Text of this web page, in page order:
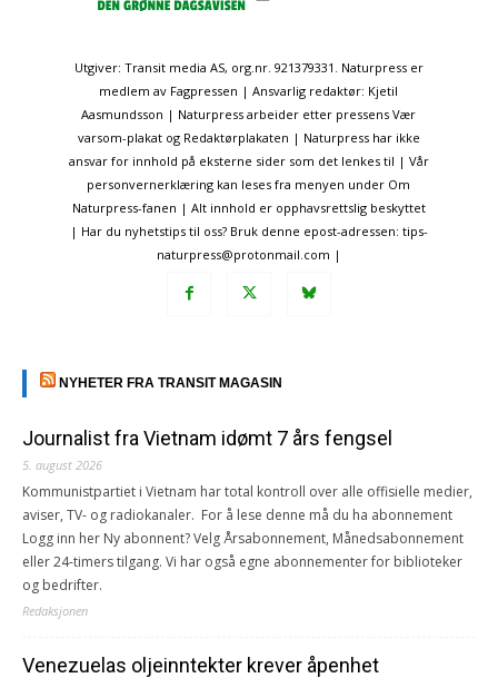
Utgiver: Transit media AS, org.nr. 921379331. Naturpress er
medlem av Fagpressen | Ansvarlig redaktør: Kjetil
Aasmundsson | Naturpress arbeider etter pressens Vær
varsom-plakat og Redaktørplakaten | Naturpress har ikke
ansvar for innhold på eksterne sider som det lenkes til | Vår
personvernerklæring kan leses fra menyen under Om
Naturpress-fanen | Alt innhold er opphavsrettslig beskyttet
| Har du nyhetstips til oss? Bruk denne epost-adressen: tips-
naturpress@protonmail.com |
NYHETER FRA TRANSIT MAGASIN
Journalist fra Vietnam idømt 7 års fengsel
5. august 2026
Kommunistpartiet i Vietnam har total kontroll over alle offisielle medier,
aviser, TV- og radiokanaler. For å lese denne må du ha abonnement
Logg inn her Ny abonnent? Velg Årsabonnement, Månedsabonnement
eller 24-timers tilgang. Vi har også egne abonnementer for biblioteker
og bedrifter.
Redaksjonen
Venezuelas oljeinntekter krever åpenhet